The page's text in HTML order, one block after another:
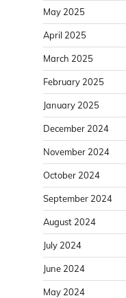
May 2025
April 2025
March 2025
February 2025
January 2025
December 2024
November 2024
October 2024
September 2024
August 2024
July 2024
June 2024
May 2024